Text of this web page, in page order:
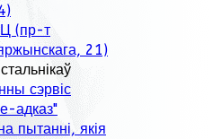
(пр-т
21)
сэрвіс
адказ"
пытанні, якія